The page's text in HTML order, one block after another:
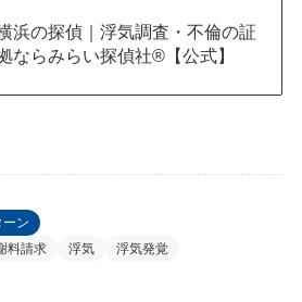
浜の探偵｜浮気調査・不倫の証
ならみらい探偵社®︎【公式】
ン
料請求 浮気 浮気発覚